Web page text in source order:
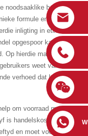
noodsaaklike bates, want
formule en
inligting in etikette
opgespoor kan word en
Op hierdie manier kan
weet van
verhoed dat kennis
om voorraad meer
is handelskoste uiters
en moet voorraad